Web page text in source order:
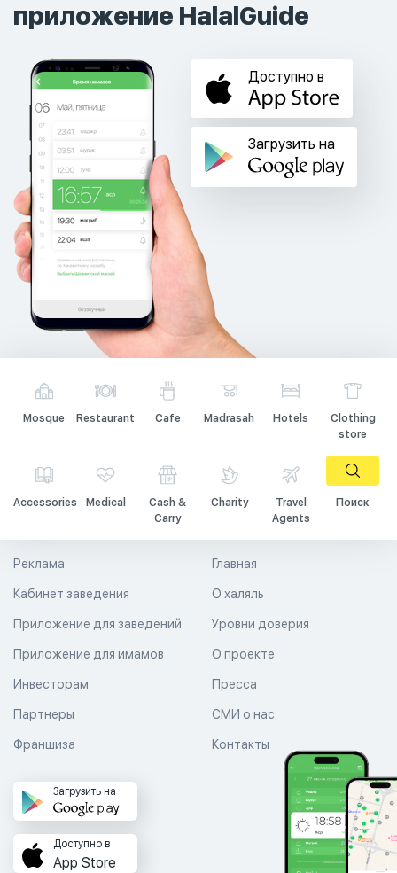
приложение HalalGuide
Доступно в
Загрузить на
Mosque Restaurant Cafe Madrasah Hotels
Clothing
store
Accessories Medical
Cash &
Carry
Charity
Travel
Agents
Поиск
Главная
О халяль
Уровни доверия
Реклама
Кабинет заведения
Приложение для заведений
Приложение для имамов О проекте
Пресса
СМИ о нас
Контакты
Инвесторам
Партнеры
Франшиза
Загрузить на
Доступно в
App Store